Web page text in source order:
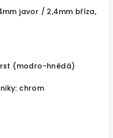
javor / 2,4mm bříza,
(modro-hnědá)
chrom